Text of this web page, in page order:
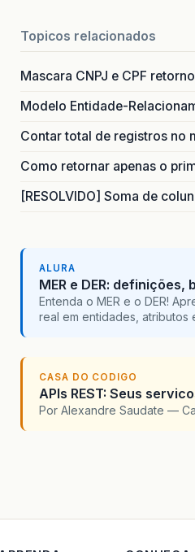
Topicos relacionados
Mascara CNPJ e CPF
Modelo Entidade-
Contar total de registros no
Como retornar apenas o
[RESOLVIDO] Soma de
ALURA
MER e DER:
Entenda o MER e o DER!
real em entidades, atributos
CASA DO CODIGO
APIs REST: Seus
Por Alexandre Saudate —